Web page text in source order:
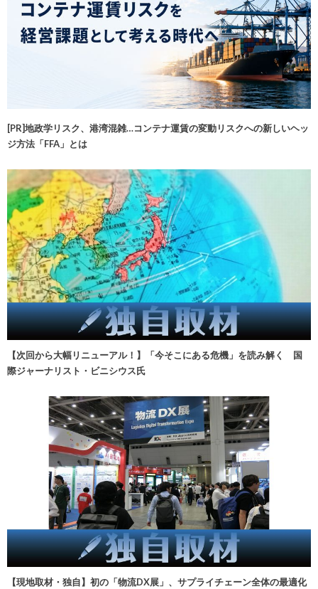
[PR]地政学リスク、港湾混雑…コンテナ運賃の変動リスクへの新しいヘッ
ジ方法「FFA」とは
【次回から大幅リニューアル！】「今そこにある危機」を読み解く 国
際ジャーナリスト・ビニシウス氏
【現地取材・独自】初の「物流DX展」、サプライチェーン全体の最適化